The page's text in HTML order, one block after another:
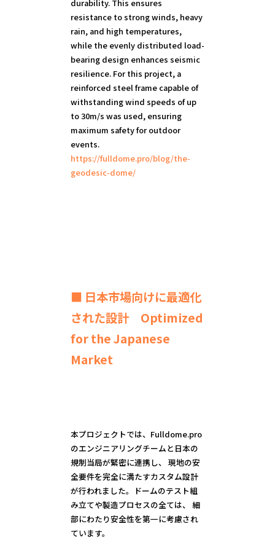
durability. This ensures
resistance to strong winds, heavy
rain, and high temperatures,
while the evenly distributed load-
bearing design enhances seismic
resilience. For this project, a
reinforced steel frame capable of
withstanding wind speeds of up
to 30m/s was used, ensuring
maximum safety for outdoor
events.
https://fulldome.pro/blog/the-
geodesic-dome/
■ 日本市場向けに最適化
された設計 Optimized
for the Japanese
Market
本プロジェクトでは、Fulldome.pro
のエンジニアリングチームと日本の
規制当局が緊密に連携し、 現地の安
全要件を完全に満たすカスタム設計
が行われました。ドームのテスト組
み立てや製造プロセスの全ては、 細
部にわたり安全性を第一に考慮され
ています。